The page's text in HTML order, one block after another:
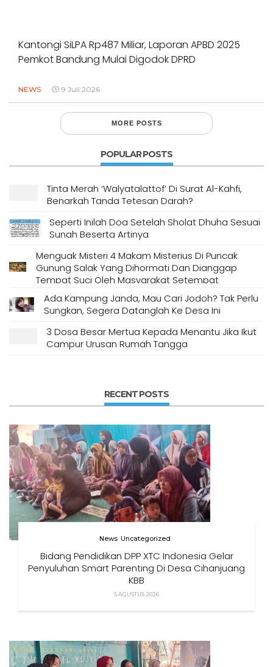
Kantongi SiLPA Rp487 Miliar, Laporan APBD 2025
Pemkot Bandung Mulai Digodok DPRD
NEWS 9 Juli 2026
MORE POSTS
POPULAR POSTS
Tinta Merah ‘Walyatalattof’ Di Surat Al-Kahfi,
Benarkah Tanda Tetesan Darah?
Seperti Inilah Doa Setelah Sholat Dhuha Sesuai
Sunah Beserta Artinya
Menguak Misteri 4 Makam Misterius Di Puncak
Gunung Salak Yang Dihormati Dan Dianggap
Tempat Suci Oleh Masyarakat Setempat
Ada Kampung Janda, Mau Cari Jodoh? Tak Perlu
Sungkan, Segera Datanglah Ke Desa Ini
3 Dosa Besar Mertua Kepada Menantu Jika Ikut
Campur Urusan Rumah Tangga
RECENT POSTS
News Uncategorized
Bidang Pendidikan DPP XTC Indonesia Gelar
Penyuluhan Smart Parenting Di Desa Cihanjuang
KBB
5 AGUSTUS 2026